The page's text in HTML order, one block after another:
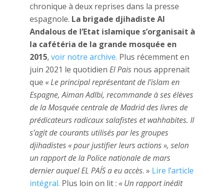
chronique à deux reprises dans la presse
espagnole. La brigade djihadiste Al
Andalous de l’Etat islamique s’organisait à
la cafétéria de la grande mosquée en
2015, voir notre archive. Plus récemment en
juin 2021 le quotidien El Paisnous apprenait
que « Le principal représentant de l’islam en
Espagne, Aiman ​​Adlbi, recommande à ses élèves
de la Mosquée centrale de Madrid des livres de
prédicateurs radicaux salafistes et wahhabites. Il
s’agit de courants utilisés par les groupes
djihadistes « pour justifier leurs actions », selon
un rapport de la Police nationale de mars
dernier auquel EL PAÍS a eu accès. » Lire l’article
intégral. Plus loin on lit : « Un rapport inédit